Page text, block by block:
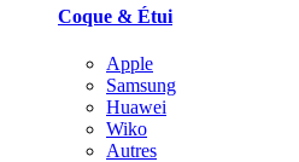
Coque & Étui
Apple
Samsung
Huawei
Wiko
Autres